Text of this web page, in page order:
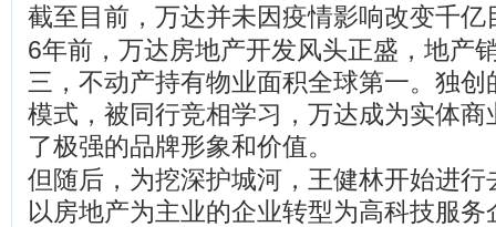
截至目前，万达并未因疫情影响改变千亿
6年前，万达房地产开发风头正盛，地产
三，不动产持有物业面积全球第一。独
模式，被同行竞相学习，万达成为实体商
了极强的品牌形象和价值。
但随后，为挖深护城河，王健林开始进行
以房地产为主业的企业转型为高科技服